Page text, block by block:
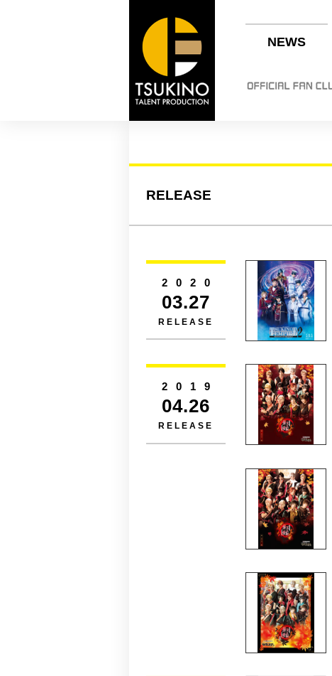
NEWS
RELEASE
2020
03.27
RELEASE
2019
04.26
RELEASE